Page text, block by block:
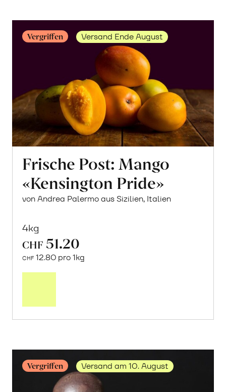
Vergriffen Versand Ende August
Frische Post: Mango
«Kensington Pride»
von Andrea Palermo aus Sizilien, Italien
4kg
CHF 51.20
CHF 12.80 pro 1kg
Mango
Vergriffen Versand am 10. August